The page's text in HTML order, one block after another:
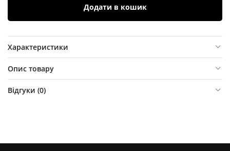
Додати в кошик
Характеристики
Опис товару
Відгуки (0)